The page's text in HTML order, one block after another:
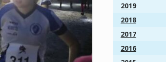
2019
2018
2017
2016